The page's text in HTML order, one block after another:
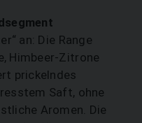
an: Die Range
Himbeer-Zitrone
prickelndes
Saft, ohne
Aromen. Die